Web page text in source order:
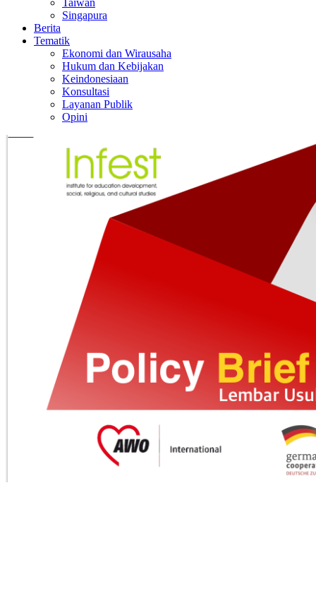
Taiwan
Singapura
Berita
Tematik
Ekonomi dan Wirausaha
Hukum dan Kebijakan
Keindonesiaan
Konsultasi
Layanan Publik
Opini